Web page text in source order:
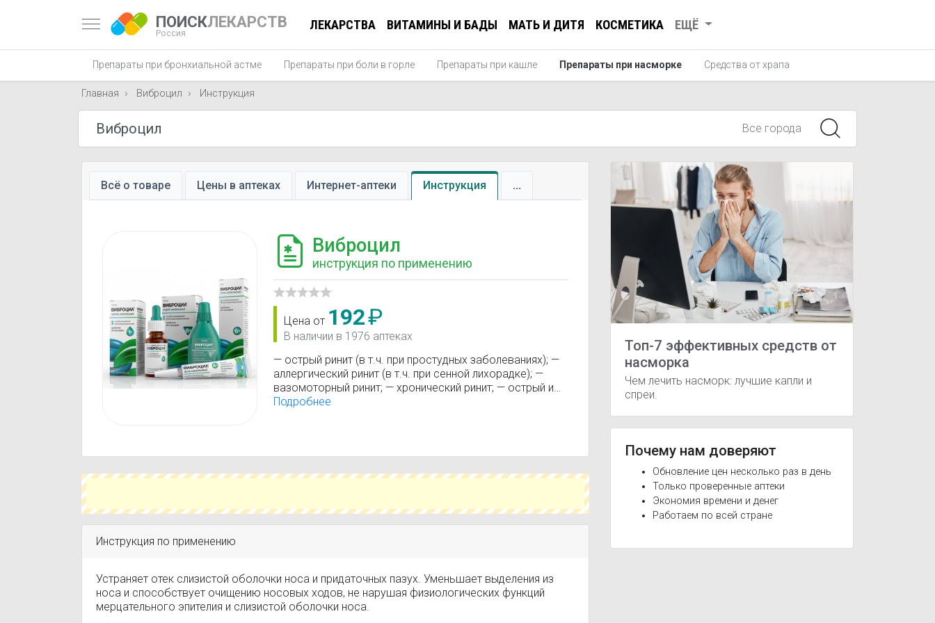
ПОИСКЛЕКАРСТВ
Россия
ЛЕКАРСТВА ВИТАМИНЫ И БАДЫ МАТЬ И ДИТЯ КОСМЕТИКА ЕЩЁ
Препараты при бронхиальной астме Препараты при боли в горле Препараты при кашле Препараты при насморке Средства от храпа
Главная Виброцил Инструкция
Все города
Всё о товаре Цены в аптеках Интернет-аптеки Инструкция ...
Виброцил
инструкция по применению
Цена от 192₽
В наличии в 1976 аптеках
— острый ринит (в т.ч. при простудных заболеваниях); —
аллергический ринит (в т.ч. при сенной лихорадке); —
вазомоторный ринит; — хронический ринит; — острый и
хронический синусит; — острый средний отит (в качестве
придаточных пазух после хирургического
вмешательства в этой области.
Подробнее
Инструкция по применению
Устраняет отек слизистой оболочки носа и придаточных пазух. Уменьшает выделения из
носа и способствует очищению носовых ходов, не нарушая физиологических функций
мерцательного эпителия и слизистой оболочки носа.
Топ-7 эффективных средств от
насморка
Чем лечить насморк: лучшие капли и
спреи.
Почему нам доверяют
Обновление цен несколько раз в день
Только проверенные аптеки
Экономия времени и денег
Работаем по всей стране